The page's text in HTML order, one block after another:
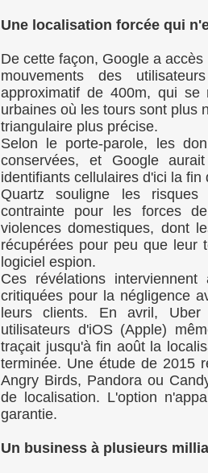
Une localisation forcée qui
De cette façon, Google a
mouvements des
approximatif de 400m, qui se
urbaines où les tours sont plus
triangulaire plus précise.
Selon le porte-parole, les
conservées, et Google
identifiants cellulaires d'ici la fin
Quartz souligne les risques
contrainte pour les forces
violences domestiques, dont
récupérées pour peu que leur
logiciel espion.
Ces révélations
critiquées pour la négligence
leurs clients. En avril,
utilisateurs d'iOS (Apple)
traçait jusqu'à fin août la
terminée. Une étude de 2015
Angry Birds, Pandora ou
de localisation. L'option
garantie.
Un business à plusieurs